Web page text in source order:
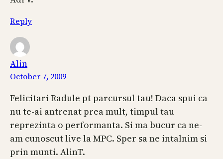
Reply
Alin
October 7, 2009
Felicitari Radule pt parcursul tau! Daca spui ca
nu te-ai antrenat prea mult, timpul tau
reprezinta o performanta. Si ma bucur ca ne-
am cunoscut live la MPC. Sper sa ne intalnim si
prin munti. AlinT.